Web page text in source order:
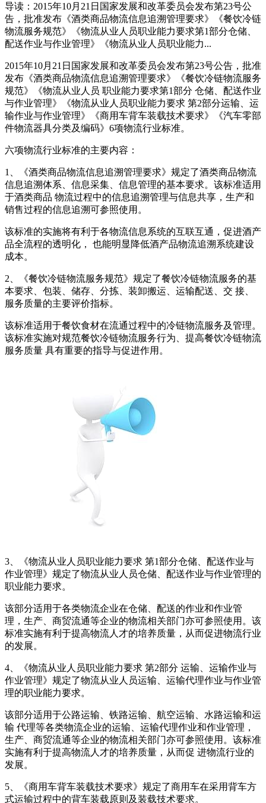
导读：2015年10月21日国家发展和改革委员会发布第23号公
告，批准发布《酒类商品物流信息追溯管理要求》《餐饮冷链
物流服务规范》《物流从业人员职业能力要求第1部分仓储、
配送作业与作业管理》《物流从业人员职业能力...
2015年10月21日国家发展和改革委员会发布第23号公告，批准
发布《酒类商品物流信息追溯管理要求》《餐饮冷链物流服务
规范》《物流从业人员 职业能力要求第1部分 仓储、配送作业
与作业管理》《物流从业人员职业能力要求 第2部分运输、运
输作业与作业管理》《商用车背车装载技术要求》《汽车零部
件物流器具分类及编码》6项物流行业标准。
六项物流行业标准的主要内容：
1、《酒类商品物流信息追溯管理要求》规定了酒类商品物流
信息追溯体系、信息采集、信息管理的基本要求。该标准适用
于酒类商品 物流过程中的信息追溯管理与信息共享，生产和
销售过程的信息追溯可参照使用。
该标准的实施将有利于各物流信息系统的互联互通，促进酒产
品全流程的透明化， 也能明显降低酒产品物流追溯系统建设
成本。
2、《餐饮冷链物流服务规范》规定了餐饮冷链物流服务的基
本要求、包装、储存、分拣、装卸搬运、运输配送、交 接、
服务质量的主要评价指标。
该标准适用于餐饮食材在流通过程中的冷链物流服务及管理。
该标准实施对规范餐饮冷链物流服务行为、提高餐饮冷链物流
服务质量 具有重要的指导与促进作用。
3、《物流从业人员职业能力要求 第1部分仓储、配送作业与
作业管理》规定了物流从业人员仓储、配送作业与作业管理的
职业能力要求。
该部分适用于各类物流企业在仓储、配送的作业和作业管
理，生产、商贸流通等企业的物流相关部门亦可参照使用。该
标准实施有利于提高物流人才的培养质量，从而促进物流行业
的发展。
4、《物流从业人员职业能力要求 第2部分 运输、运输作业与
作业管理》规定了物流从业人员运输、运输代理作业与作业管
理的职业能力要求。
该部分适用于公路运输、铁路运输、航空运输、水路运输和运
输 代理等各类物流企业的运输、运输代理作业和作业管理，
生产、商贸流通等企业的物流相关部门亦可参照使用。该标准
实施有利于提高物流人才的培养质量，从而促 进物流行业的
发展。
5、《商用车背车装载技术要求》规定了商用车在采用背车方
式运输过程中的背车装载原则及装载技术要求。